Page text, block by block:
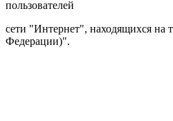
пользователей
сети "Интернет", находящихся на
Федерации)".